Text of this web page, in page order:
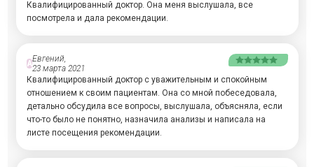
Квалифицированный доктор. Она меня выслушала, все
посмотрела и дала рекомендации.
АЕвгений,
23 марта 2021
Квалифицированный доктор с уважительным и спокойным
отношением к своим пациентам. Она со мной побеседовала,
детально обсудила все вопросы, выслушала, объясняла, если
что-то было не понятно, назначила анализы и написала на
листе посещения рекомендации.